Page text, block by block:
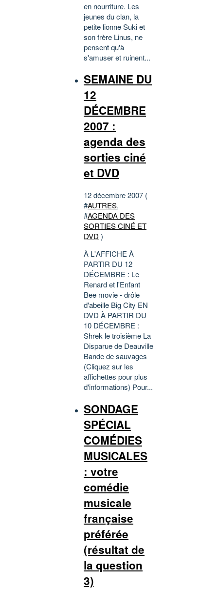
en nourriture. Les
jeunes du clan, la
petite lionne Suki et
son frère Linus, ne
pensent qu'à
s'amuser et ruinent...
SEMAINE DU
12
DÉCEMBRE
2007 :
agenda des
sorties ciné
et DVD
12 décembre 2007 (
#AUTRES,
#AGENDA DES
SORTIES CINÉ ET
DVD )
À L'AFFICHE À
PARTIR DU 12
DÉCEMBRE : Le
Renard et l'Enfant
Bee movie - drôle
d'abeille Big City EN
DVD À PARTIR DU
10 DÉCEMBRE :
Shrek le troisième La
Disparue de Deauville
Bande de sauvages
(Cliquez sur les
affichettes pour plus
d'informations) Pour...
SONDAGE
SPÉCIAL
COMÉDIES
MUSICALES
: votre
comédie
musicale
française
préférée
(résultat de
la question
3)